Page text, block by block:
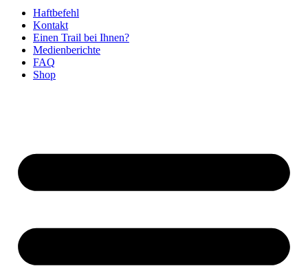
Haftbefehl
Kontakt
Einen Trail bei Ihnen?
Medienberichte
FAQ
Shop